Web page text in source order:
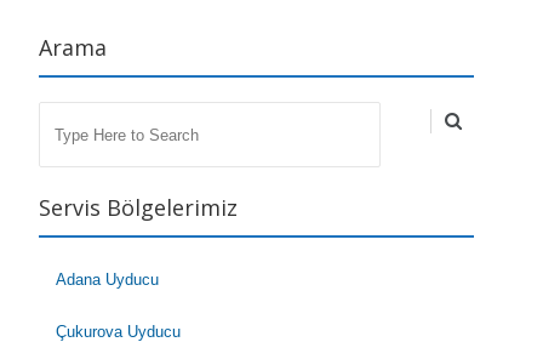
Arama
Search
Servis Bölgelerimiz
Adana Uyducu
Çukurova Uyducu